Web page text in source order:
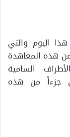
اليوم والتي
نظام الحدود المشروح في المادة 2 من هذه المعاهدة
السامية
جزءاً من هذه